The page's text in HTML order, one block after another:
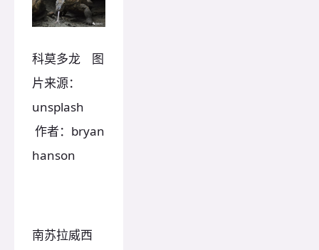
科莫多龙 图
片来源：
unsplash
作者：bryan
hanson
南苏拉威西